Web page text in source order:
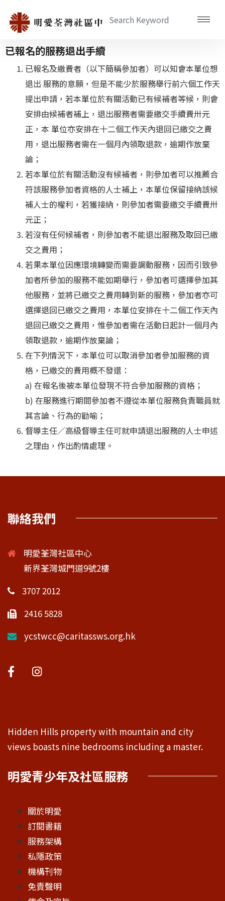
已報名的服務退出手續
已報名及繳費者（以下簡稱參加者）可以知會本單位想
退出 服務的意願，但是不能少於服務舉行前六個工作天
提出申請，若本單位於有關活動已有候補者等候，則會
安排由候補者補上，退出服務者需要繳交手續費卅元
正，本 單位亦安排在十二個工作天內退回已繳交之費
用，退出服務者需在一個月內領取退款，逾期作放棄
論；
若本單位於有關活動沒有候補者，則參加者可以推薦合
符該服務參加者資格的人士補上，本單位保留接納該候
補人士的權利，若獲接納，則參加者需要繳交手續費卅
元正；
若沒有任何候補者，則參加者不能退出服務及取回已繳
交之費用；
若果本單位因應環境轉變而需要調動服務，因而引致參
加者所參加的服務不能如期舉行，參加者可選擇參加其
他服務，並將已繳交之費用轉到新的服務，參加者亦可
選擇退回已繳交之費用，本單位安排在十二個工作天內
退回已繳交之費用，惟參加者需在活動日起計一個月內
領取退款，逾期作放棄論；
在下列情況下，本單位可以取消參加者參加服務的資
格，已繳交的費用概不發還：
a) 在報名後被本單位發現不符合參加服務的資格；
b) 在服務進行期間參加者不遵從本單位服務負責職員就
其言論、行為的勸喻；
督導主任／高級督導主任可就申請退出服務的人士申述
之理由，作出酌情處理。
聯絡我們
明愛荃灣社區中心
新界荃灣城門道9號2樓
3707 2012
2416 5828
ycstwcc@caritassws.org.hk
Hidden Hills property with mountain and city
views boasts nine bedrooms including a master.
明愛青少年及社區服務
關於明愛
訂閱書籍
服務架構
私隱政策
機構刊物
免責聲明